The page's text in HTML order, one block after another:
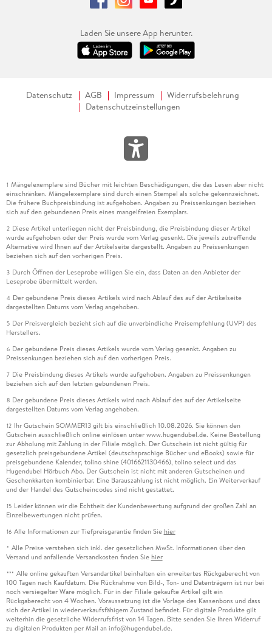
Laden Sie unsere App herunter.
Datenschutz AGB Impressum
Widerrufsbelehrung
Datenschutzeinstellungen
1 Mängelexemplare sind Bücher mit leichten Beschädigungen, die das Lesen aber nicht
einschränken. Mängelexemplare sind durch einen Stempel als solche gekennzeichnet.
Die frühere Buchpreisbindung ist aufgehoben. Angaben zu Preissenkungen beziehen
sich auf den gebundenen Preis eines mangelfreien Exemplars.
2 Diese Artikel unterliegen nicht der Preisbindung, die Preisbindung dieser Artikel
wurde aufgehoben oder der Preis wurde vom Verlag gesenkt. Die jeweils zutreffende
Alternative wird Ihnen auf der Artikelseite dargestellt. Angaben zu Preissenkungen
beziehen sich auf den vorherigen Preis.
3 Durch Öffnen der Leseprobe willigen Sie ein, dass Daten an den Anbieter der
Leseprobe übermittelt werden.
4 Der gebundene Preis dieses Artikels wird nach Ablauf des auf der Artikelseite
dargestellten Datums vom Verlag angehoben.
5 Der Preisvergleich bezieht sich auf die unverbindliche Preisempfehlung (UVP) des
Herstellers.
6 Der gebundene Preis dieses Artikels wurde vom Verlag gesenkt. Angaben zu
Preissenkungen beziehen sich auf den vorherigen Preis.
7 Die Preisbindung dieses Artikels wurde aufgehoben. Angaben zu Preissenkungen
beziehen sich auf den letzten gebundenen Preis.
8 Der gebundene Preis dieses Artikels wird nach Ablauf des auf der Artikelseite
dargestellten Datums vom Verlag angehoben.
12 Ihr Gutschein SOMMER13 gilt bis einschließlich 10.08.2026. Sie können den
Gutschein ausschließlich online einlösen unter www.hugendubel.de. Keine Bestellung
zur Abholung mit Zahlung in der Filiale möglich. Der Gutschein ist nicht gültig für
gesetzlich preisgebundene Artikel (deutschsprachige Bücher und eBooks) sowie für
preisgebundene Kalender, tolino shine (4016621130466), tolino select und das
Hugendubel Hörbuch Abo. Der Gutschein ist nicht mit anderen Gutscheinen und
Geschenkkarten kombinierbar. Eine Barauszahlung ist nicht möglich. Ein Weiterverkauf
und der Handel des Gutscheincodes sind nicht gestattet.
15 Leider können wir die Echtheit der Kundenbewertung aufgrund der großen Zahl an
Einzelbewertungen nicht prüfen.
16 Alle Informationen zur Tiefpreisgarantie finden Sie hier
* Alle Preise verstehen sich inkl. der gesetzlichen MwSt. Informationen über den
Versand und anfallende Versandkosten finden Sie hier
*** Alle online gekauften Versandartikel beinhalten ein erweitertes Rückgaberecht von
100 Tagen nach Kaufdatum. Die Rücknahme von Bild-, Ton- und Datenträgern ist nur bei
noch versiegelter Ware möglich. Für in der Filiale gekaufte Artikel gilt ein
Rückgaberecht von 4 Wochen. Voraussetzung ist die Vorlage des Kassenbons und dass
sich der Artikel in wiederverkaufsfähigem Zustand befindet. Für digitale Produkte gilt
weiterhin die gesetzliche Widerrufsfrist von 14 Tagen. Bitte senden Sie Ihren Widerruf
zu digitalen Produkten per Mail an info@hugendubel.de.